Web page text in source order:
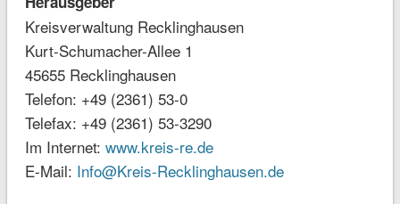
Kreisverwaltung Recklinghausen
Kurt-Schumacher-Allee 1
45655 Recklinghausen
Telefon: +49 (2361) 53-0
Telefax: +49 (2361) 53-3290
Im Internet: www.kreis-re.de
E-Mail: Info@Kreis-Recklinghausen.de